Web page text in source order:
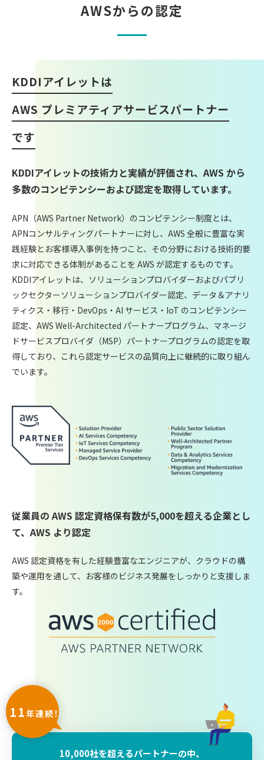
AWSからの認定
KDDIアイレットは
AWS プレミアティアサービスパートナー
です
KDDIアイレットの技術力と実績が評価され、AWS から
多数のコンピテンシーおよび認定を取得しています。
APN（AWS Partner Network）のコンピテンシー制度とは、
APNコンサルティングパートナーに対し、AWS 全般に豊富な実
践経験とお客様導入事例を持つこと、その分野における技術的要
求に対応できる体制があることを AWS が認定するものです。
KDDIアイレットは、ソリューションプロバイダーおよびパブリ
ックセクターソリューションプロバイダー認定、データ＆アナリ
ティクス・移行・DevOps・AI サービス・IoT のコンピテンシー
認定、AWS Well-Architected パートナープログラム、マネージ
ドサービスプロバイダ（MSP）パートナープログラムの認定を取
得しており、これら認定サービスの品質向上に継続的に取り組ん
でいます。
従業員の AWS 認定資格保有数が5,000を超える企業とし
て、AWS より認定
AWS 認定資格を有した経験豊富なエンジニアが、クラウドの構
築や運用を通して、お客様のビジネス発展をしっかりと支援しま
す。
11年連続！
10,000社を超えるパートナーの中、